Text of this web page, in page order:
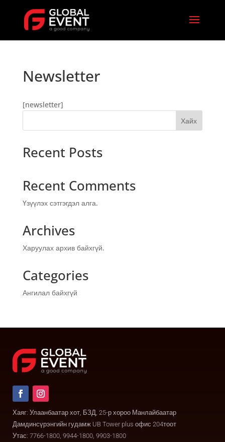
Newsletter
[newsletter]
Хайх
Recent Posts
Recent Comments
Үзүүлэх сэтгэгдэл алга.
Archives
Харуулах архив байхгүй.
Categories
Ангилал байхгүй
Хаяг: Улаанбаатар хот, БЗД, 25-р хороо Манлайбаатар
Дамдинсүрэнгийн гудамж UB Tower plus офис 204тоот
Утас: 7766-1800, 9944-1800, 9903-1800